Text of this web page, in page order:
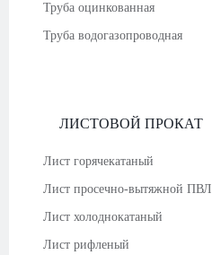
Труба оцинкованная
Труба водогазопроводная
ЛИСТОВОЙ ПРОКАТ
Лист горячекатаный
Лист просечно-вытяжной ПВЛ
Лист холоднокатаный
Лист рифленый